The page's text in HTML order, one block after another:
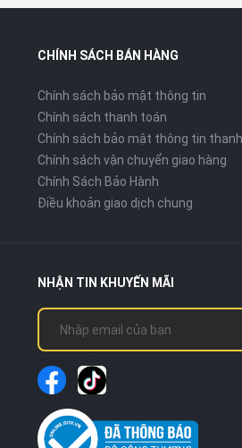
CHÍNH SÁCH BÁN HÀNG
Chính sách bảo mật thông tin
Chính sách thanh toán
Chính sách bảo mật thông tin
Chính sách vận chuyển giao hàng
Chính Sách Bảo Hành
Điều khoản giao dịch chung
NHẬN TIN KHUYẾN MÃI